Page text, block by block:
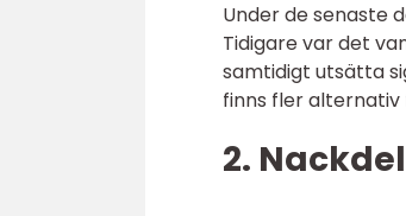
Under de senaste
Tidigare var det
samtidigt utsätta
finns fler
2.